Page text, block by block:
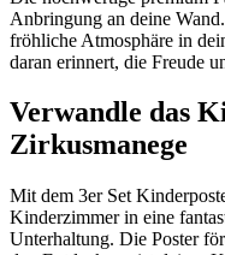
Anbringung an deine
fröhliche Atmosphäre in
daran erinnert, die Freude
Verwandle das
Zirkusmanege
Mit dem 3er Set
Kinderzimmer in eine
Unterhaltung. Die Poster